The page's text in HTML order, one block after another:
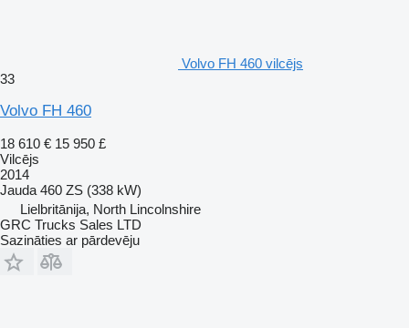
Volvo FH 460 vilcējs
33
Volvo FH 460
18 610 € 15 950 £
Vilcējs
2014
Jauda 460 ZS (338 kW)
Lielbritānija, North Lincolnshire
GRC Trucks Sales LTD
Sazināties ar pārdevēju